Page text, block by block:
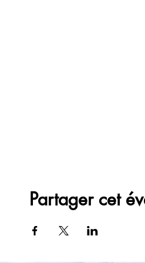
Partager cet